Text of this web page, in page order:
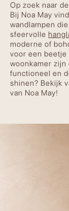
Op zoek naar
Bij Noa May
wandlampen
sfeervolle
moderne of
voor een beetje
woonkamer zijn
functioneel en
shinen? Bekijk
van Noa May!